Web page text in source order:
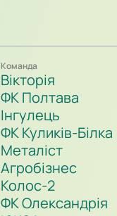
Команда
Вікторія
ФК Полтава
Інгулець
ФК Куликів-Білка
Металіст
Агробізнес
Колос-2
ФК Олександрія